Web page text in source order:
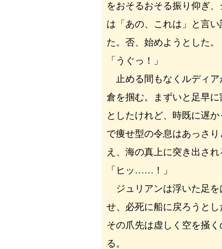
をおそるおそる振り仰ぎ
は「あの、これは」と言
た。否、始めようとした。
「うぐっ！」
止める間もなくルディア
倉を掴む。まずいと足早
としたけれど、時既に遅
で痩せ型の令息はあっさ
え、海の真上に突き出され
「ヒッ……！」
ジュリアンは浮いた足を
せ、必死に船に戻ろうと
その爪先は虚しく空を掻
る。